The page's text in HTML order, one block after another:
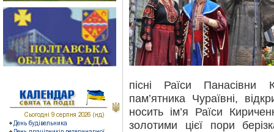
пісні Раїси
пам’ятника Чураївні,
носить ім’я Раїси
золотими цієї пори